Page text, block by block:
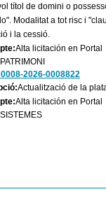
títol de domini o
Modalitat a tot risc i
i la cessió.
Alta licitación en Portal
PATRIMONI
2026-0008822
Actualització de la
Alta licitación en Portal
SISTEMES